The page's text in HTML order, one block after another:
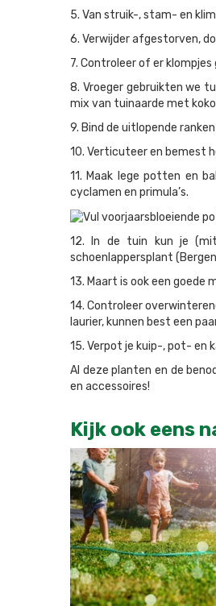
5. Van struik-, stam- en
6. Verwijder afgestorven,
7. Controleer of er
8. Vroeger gebruikten we
mix van tuinaarde met
9. Bind de uitlopende
10. Verticuteer en bemest
11. Maak lege potten en
cyclamen en primula’s.
12. In de tuin kun je
schoenlappersplant
13. Maart is ook een
14. Controleer
laurier, kunnen best een
15. Verpot je kuip-, pot- en
Al deze planten en de
en accessoires!
Kijk ook eens